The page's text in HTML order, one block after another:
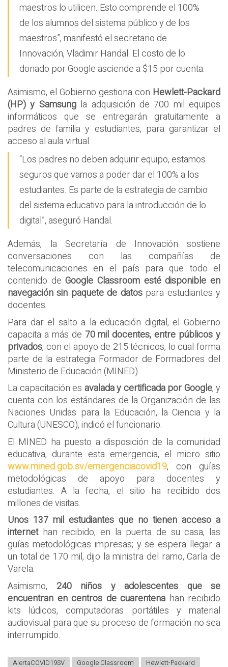
maestros lo utilicen. Esto comprende el 100%
de los alumnos del sistema público y de los
maestros”, manifestó el secretario de
Innovación, Vladimir Handal. El costo de lo
donado por Google asciende a $15 por cuenta.
Asimismo, el Gobierno gestiona con Hewlett-Packard
(HP) y Samsungla adquisición de 700 mil equipos
informáticos que se entregarán gratuitamente a
padres de familia y estudiantes, para garantizar el
acceso al aula virtual.
“Los padres no deben adquirir equipo, estamos
seguros que vamos a poder dar el 100% a los
estudiantes. Es parte de la estrategia de cambio
del sistema educativo para la introducción de lo
digital”, aseguró Handal.
Además, la Secretaría de Innovación sostiene
conversaciones con las compañías de
telecomunicaciones en el país para que todo el
contenido deGoogle Classroom esté disponible en
navegación sin paquete de datospara estudiantes y
docentes.
Para dar el salto a la educación digital, el Gobierno
capacita a más de 70 mil docentes, entre públicos y
privados, con el apoyo de 215 técnicos, lo cual forma
parte de la estrategia Formador de Formadores del
Ministerio de Educación (MINED).
La capacitación es avalada y certificada por Google, y
cuenta con los estándares de la Organización de las
Naciones Unidas para la Educación, la Ciencia y la
Cultura (UNESCO), indicó el funcionario.
El MINED ha puesto a disposición de la comunidad
educativa, durante esta emergencia, el micro sitio
www.mined.gob.sv/emergenciacovid19, con guías
metodológicas de apoyo para docentes y
estudiantes. A la fecha, el sitio ha recibido dos
millones de visitas.
Unos 137 mil estudiantes que no tienen acceso a
internethan recibido, en la puerta de su casa, las
guías metodológicas impresas; y se espera llegar a
un total de 170 mil, dijo la ministra del ramo, Carla de
Varela.
Asimismo, 240 niños y adolescentes que se
encuentran en centros de cuarentena han recibido
kits lúdicos, computadoras portátiles y material
audiovisual para que su proceso de formación no sea
interrumpido.
AlertaCOVID19SV Google Classroom Hewlett-Packard